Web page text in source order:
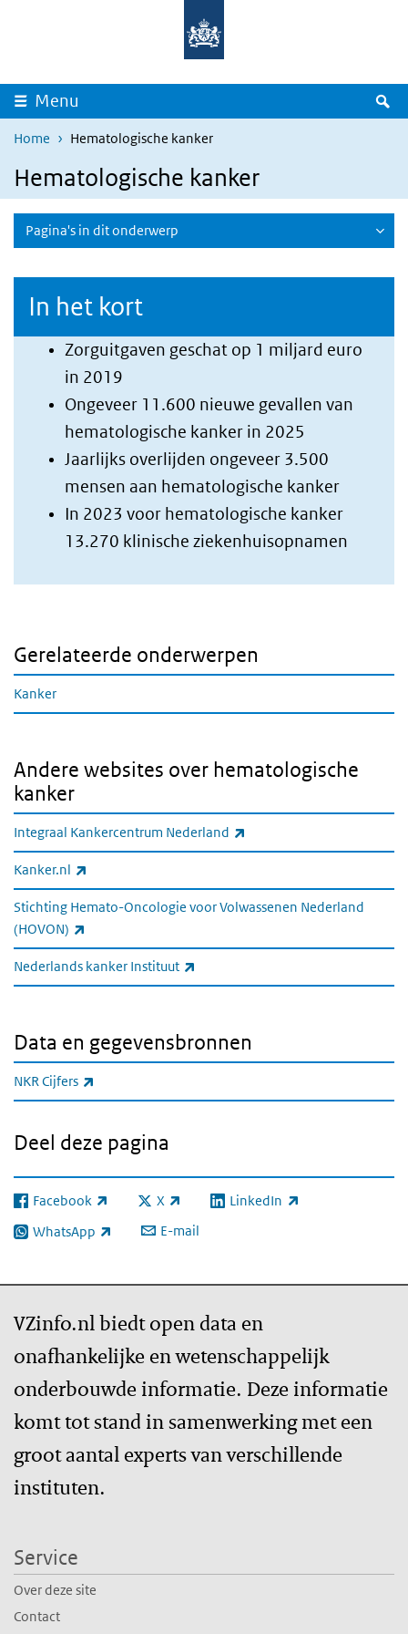
Overslaan en naar de inhoud gaan
Menu
Home Hematologische kanker
Hematologische kanker
Pagina's in dit onderwerp
In het kort
Zorguitgaven geschat op 1 miljard euro
in 2019
Ongeveer 11.600 nieuwe gevallen van
hematologische kanker in 2025
Jaarlijks overlijden ongeveer 3.500
mensen aan hematologische kanker
In 2023 voor hematologische kanker
13.270 klinische ziekenhuisopnamen
Gerelateerde onderwerpen
Kanker
Andere websites over hematologische
kanker
Integraal Kankercentrum Nederland
Kanker.nl
Stichting Hemato-Oncologie voor Volwassenen Nederland
(HOVON)
Nederlands kanker Instituut
Data en gegevensbronnen
NKR Cijfers
Deel deze pagina
Facebook
(externe link) X
(externe link) LinkedIn
(externe link)
WhatsApp
(externe link) E-mail
VZinfo.nl biedt open data en
onafhankelijke en wetenschappelijk
onderbouwde informatie. Deze informatie
komt tot stand in samenwerking met een
groot aantal experts van verschillende
instituten.
Service
Over deze site
Contact